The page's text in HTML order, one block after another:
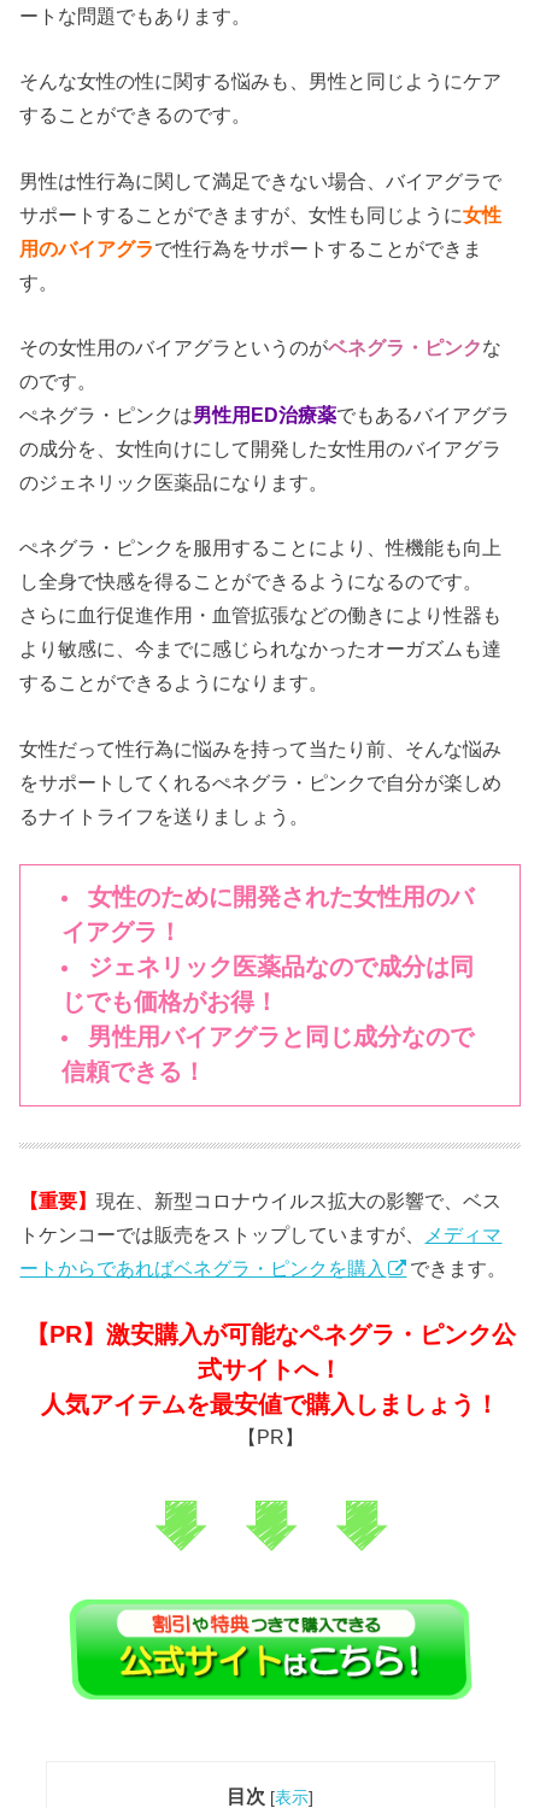
ートな問題でもあります。
そんな女性の性に関する悩みも、男性と同じようにケア
することができるのです。
男性は性行為に関して満足できない場合、バイアグラで
サポートすることができますが、女性も同じように女性
用のバイアグラで性行為をサポートすることができま
す。
その女性用のバイアグラというのがベネグラ・ピンクな
のです。
ぺネグラ・ピンクは男性用ED治療薬でもあるバイアグラ
の成分を、女性向けにして開発した女性用のバイアグラ
のジェネリック医薬品になります。
ぺネグラ・ピンクを服用することにより、性機能も向上
し全身で快感を得ることができるようになるのです。
さらに血行促進作用・血管拡張などの働きにより性器も
より敏感に、今までに感じられなかったオーガズムも達
することができるようになります。
女性だって性行為に悩みを持って当たり前、そんな悩み
をサポートしてくれるぺネグラ・ピンクで自分が楽しめ
るナイトライフを送りましょう。
女性のために開発された女性用のバ
イアグラ！
ジェネリック医薬品なので成分は同
じでも価格がお得！
男性用バイアグラと同じ成分なので
信頼できる！
【重要】現在、新型コロナウイルス拡大の影響で、ベス
トケンコーでは販売をストップしていますが、
メディマ
ートからであればベネグラ・ピンクを購入
できます。
【PR】激安購入が可能なペネグラ・ピンク公
式サイトへ！
人気アイテムを最安値で購入しましょう！
【PR】
目次 [表示]